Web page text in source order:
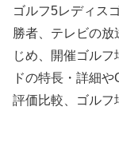
ゴルフ5レディス
勝者、テレビの放
じめ、開催ゴル
ドの特長・詳細
評価比較、ゴルフ